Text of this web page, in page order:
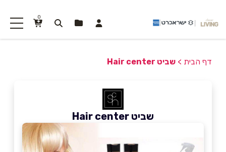
0
דף הבית > שביט Hair center
שביט Hair center